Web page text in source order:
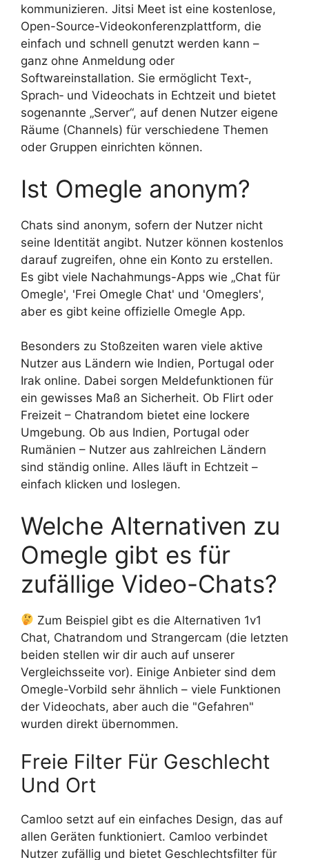
kommunizieren. Jitsi Meet ist eine kostenlose,
Open-Source-Videokonferenzplattform, die
einfach und schnell genutzt werden kann –
ganz ohne Anmeldung oder
Softwareinstallation. Sie ermöglicht Text‑,
Sprach‑ und Videochats in Echtzeit und bietet
sogenannte „Server“, auf denen Nutzer eigene
Räume (Channels) für verschiedene Themen
oder Gruppen einrichten können.
Ist Omegle anonym?
Chats sind anonym, sofern der Nutzer nicht
seine Identität angibt. Nutzer können kostenlos
darauf zugreifen, ohne ein Konto zu erstellen.
Es gibt viele Nachahmungs-Apps wie „Chat für
Omegle', 'Frei Omegle Chat' und 'Omeglers',
aber es gibt keine offizielle Omegle App.
Besonders zu Stoßzeiten waren viele aktive
Nutzer aus Ländern wie Indien, Portugal oder
Irak online. Dabei sorgen Meldefunktionen für
ein gewisses Maß an Sicherheit. Ob Flirt oder
Freizeit – Chatrandom bietet eine lockere
Umgebung. Ob aus Indien, Portugal oder
Rumänien – Nutzer aus zahlreichen Ländern
sind ständig online. Alles läuft in Echtzeit –
einfach klicken und loslegen.
Welche Alternativen zu
Omegle gibt es für
zufällige Video-Chats?
Zum Beispiel gibt es die Alternativen 1v1
Chat, Chatrandom und Strangercam (die letzten
beiden stellen wir dir auch auf unserer
Vergleichsseite vor). Einige Anbieter sind dem
Omegle-Vorbild sehr ähnlich – viele Funktionen
der Videochats, aber auch die "Gefahren"
wurden direkt übernommen.
Freie Filter Für Geschlecht
Und Ort
Camloo setzt auf ein einfaches Design, das auf
allen Geräten funktioniert. Camloo verbindet
Nutzer zufällig und bietet Geschlechtsfilter für